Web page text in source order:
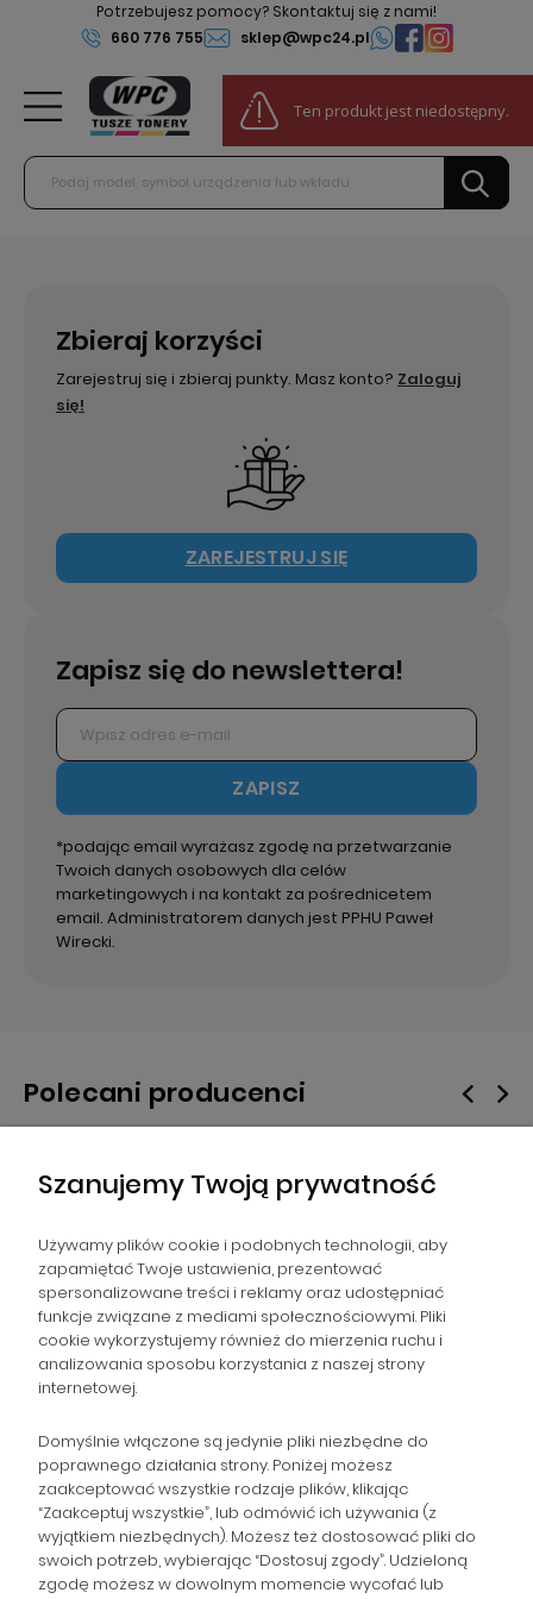
Potrzebujesz pomocy? Skontaktuj się z nami!
660 776 755
sklep@wpc24.pl
0
Do darmowej dostawy:
Ten produkt jest niedostępny.
Zbieraj korzyści
Zarejestruj się i zbieraj punkty. Masz konto? Zaloguj
się!
ZAREJESTRUJ SIĘ
Zapisz się do newslettera!
ZAPISZ
*podając email wyrażasz zgodę na przetwarzanie
Twoich danych osobowych dla celów
marketingowych i na kontakt za pośrednicetem
email. Administratorem danych jest PPHU Paweł
Wirecki.
Polecani producenci
NAWIGACJA
POMOC
ZAMÓWIENIA
POPULARNE KATEGORIE
Szanujemy Twoją prywatność
Używamy plików cookie i podobnych technologii, aby
zapamiętać Twoje ustawienia, prezentować
spersonalizowane treści i reklamy oraz udostępniać
funkcje związane z mediami społecznościowymi. Pliki
cookie wykorzystujemy również do mierzenia ruchu i
analizowania sposobu korzystania z naszej strony
internetowej.
Domyślnie włączone są jedynie pliki niezbędne do
poprawnego działania strony. Poniżej możesz
zaakceptować wszystkie rodzaje plików, klikając
“Zaakceptuj wszystkie”, lub odmówić ich używania (z
wyjątkiem niezbędnych). Możesz też dostosować pliki do
swoich potrzeb, wybierając “Dostosuj zgody”. Udzieloną
zgodę możesz w dowolnym momencie wycofać lub